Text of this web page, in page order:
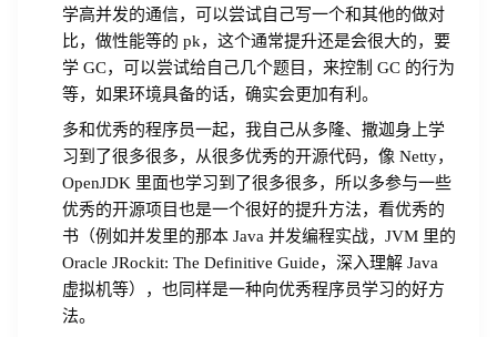
学高并发的通信，可以尝试自己写一个和其他的做对
比，做性能等的 pk，这个通常提升还是会很大的，要
学 GC，可以尝试给自己几个题目，来控制 GC 的行为
等，如果环境具备的话，确实会更加有利。
多和优秀的程序员一起，我自己从多隆、撒迦身上学
习到了很多很多，从很多优秀的开源代码，像 Netty，
OpenJDK 里面也学习到了很多很多，所以多参与一些
优秀的开源项目也是一个很好的提升方法，看优秀的
书（例如并发里的那本 Java 并发编程实战，JVM 里的
Oracle JRockit: The Definitive Guide，深入理解 Java
虚拟机等），也同样是一种向优秀程序员学习的好方
法。
我已阅读并同意通讯云服务条款和通讯云隐私政策
提交
不了，谢谢